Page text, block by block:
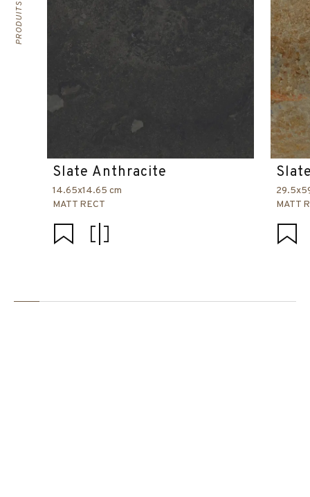
Slate Anthracite
14.65x14.65 cm
MATT RECT
MATT